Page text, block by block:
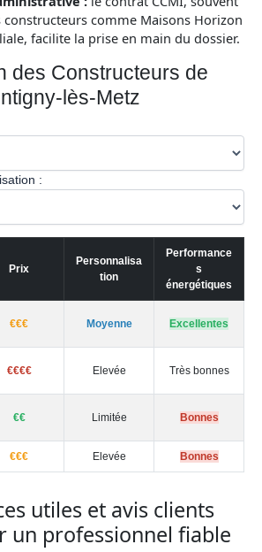
constructeurs comme Maisons Horizon
facilite la prise en main du dossier.
des Constructeurs de
lès-Metz
:
Prix
Personnalisa
tion
Performance
s
énergétiques
€€€ Moyenne Excellentes
€€€€ Elevée Très bonnes
€€ Limitée Bonnes
€€€ Elevée Bonnes
utiles et avis clients
un professionnel fiable